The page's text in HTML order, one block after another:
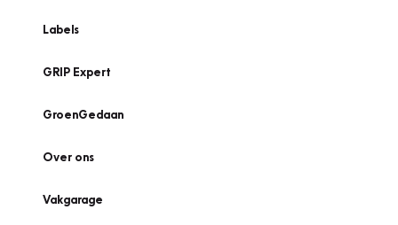
Labels
GRIP Expert
GroenGedaan
Over ons
Vakgarage